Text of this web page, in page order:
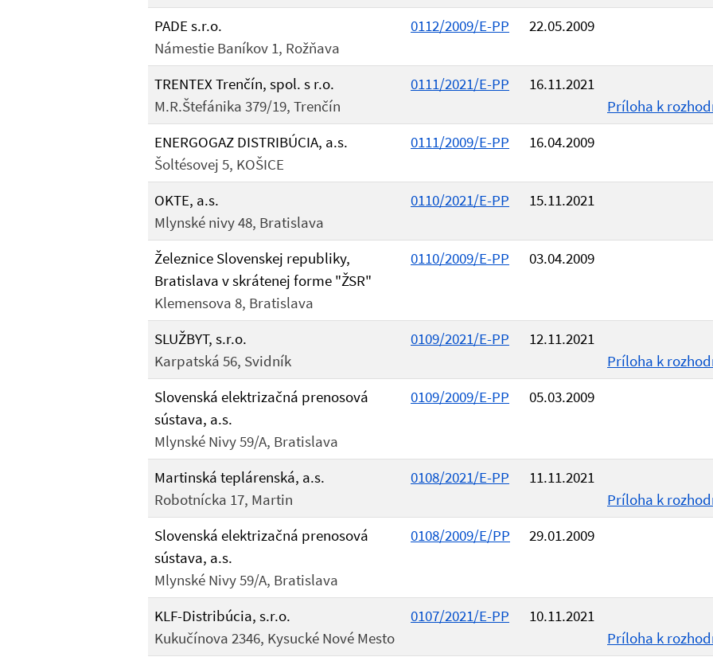
PADE s.r.o.
Námestie Baníkov 1, Rožňava
0112/2009/E-PP 22.05.2009
TRENTEX Trenčín, spol. s r.o.
M.R.Štefánika 379/19, Trenčín
0111/2021/E-PP
16.11.2021
Príloha k
ENERGOGAZ DISTRIBÚCIA, a.s.
Šoltésovej 5, KOŠICE
0111/2009/E-PP 16.04.2009
OKTE, a.s.
Mlynské nivy 48, Bratislava
0110/2021/E-PP 15.11.2021
Železnice Slovenskej republiky,
Bratislava v skrátenej forme "ŽSR"
Klemensova 8, Bratislava
0110/2009/E-PP 03.04.2009
SLUŽBYT, s.r.o.
Karpatská 56, Svidník
0109/2021/E-PP
12.11.2021
Príloha k
Slovenská elektrizačná prenosová
sústava, a.s.
Mlynské Nivy 59/A, Bratislava
0109/2009/E-PP 05.03.2009
Martinská teplárenská, a.s.
Robotnícka 17, Martin
0108/2021/E-PP
11.11.2021
Príloha k
Slovenská elektrizačná prenosová
sústava, a.s.
Mlynské Nivy 59/A, Bratislava
0108/2009/E/PP 29.01.2009
KLF-Distribúcia, s.r.o.
Kukučínova 2346, Kysucké Nové Mesto
0107/2021/E-PP
10.11.2021
Príloha k